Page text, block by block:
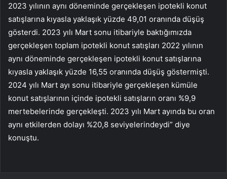
2023 yılının aynı döneminde gerçekleşen ipotekli konut
satışlarına kıyasla yaklaşık yüzde 49,01 oranında düşüş
gösterdi. 2023 yılı Mart sonu itibariyle baktığımızda
gerçekleşen toplam ipotekli konut satışları 2022 yılının
aynı döneminde gerçekleşen ipotekli konut satışlarına
kıyasla yaklaşık yüzde 16,55 oranında düşüş göstermişti.
2024 yılı Mart ayı sonu itibariyle gerçekleşen kümüle
konut satışlarının içinde ipotekli satışların oranı %9,9
mertebelerinde gerçekleşti. 2023 yılı Mart ayında bu oran
aynı etkilerden dolayı %20,8 seviyelerindeydi” diye
konuştu.